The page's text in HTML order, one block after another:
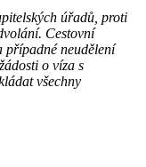
úřadů, proti
Cestovní
případné neudělení
o víza s
všechny